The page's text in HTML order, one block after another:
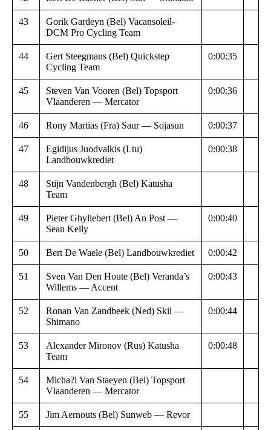
43
Gorik Gardeyn (Bel) Vacansoleil-
DCM Pro Cycling Team
44
Gert Steegmans (Bel) Quickstep
Cycling Team
0:00:35
45
Steven Van Vooren (Bel) Topsport
Vlaanderen — Mercator
0:00:36
46 Rony Martias (Fra) Saur — Sojasun 0:00:37
47
Egidijus Juodvalkis (Ltu)
Landbouwkrediet
0:00:38
48
Stijn Vandenbergh (Bel) Katusha
Team
49
Pieter Ghyllebert (Bel) An Post —
Sean Kelly
0:00:40
50 Bert De Waele (Bel) Landbouwkrediet 0:00:42
51
Sven Van Den Houte (Bel) Veranda’s
Willems — Accent
0:00:43
52
Ronan Van Zandbeek (Ned) Skil —
Shimano
0:00:44
53
Alexander Mironov (Rus) Katusha
Team
0:00:48
54
Micha?l Van Staeyen (Bel) Topsport
Vlaanderen — Mercator
55 Jim Aernouts (Bel) Sunweb — Revor